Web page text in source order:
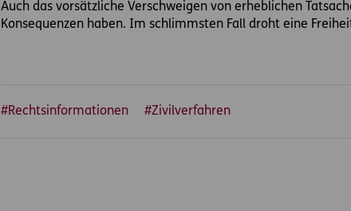
Auch das vorsätzliche Verschweigen von erheblichen
Konsequenzen haben. Im schlimmsten Fall droht eine
#Rechtsinformationen #Zivilverfahren